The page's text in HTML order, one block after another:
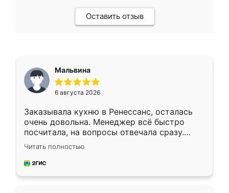
Оставить отзыв
Мальвина
6 августа 2026
Заказывала кухню в Ренессанс, осталась
очень довольна. Менеджер всё быстро
посчитала, на вопросы отвечала сразу.
Замерщик приехал в субботу, подошёл к
делу со всей ответственностью. Собрали
за день, ребята работали аккуратно, даже
Читать полностью